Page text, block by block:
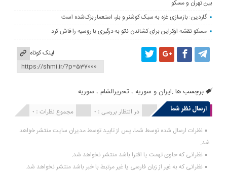
بین تهران و مسکو
گاردین: بازسازی غزه به سبک کوشنر و بلر، استعمار بزک‌شده است
مسکو نقشه اوکراین برای کشاندن ناتو به درگیری با روسیه را فاش کرد
لینک کوتاه
برچسب ها :ایران و سوریه ،تحریرالشام ، سوریه
ارسال نظر شما
مجموع نظرات : 0 در انتظار بررسی : 0 انتشار یافته : 0
نظرات ارسال شده توسط شما، پس از تایید توسط مدیران سایت منتشر خواهد
شد.
نظراتی که حاوی تهمت یا افترا باشد منتشر نخواهد شد.
نظراتی که به غیر از زبان فارسی یا غیر مرتبط با خبر باشد منتشر نخواهد شد.